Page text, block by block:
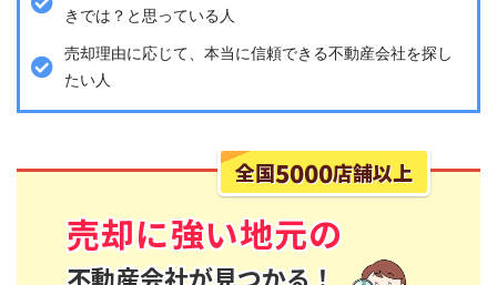
きでは？と思っている人
売却理由に応じて、本当に信頼できる不動産会社を探し
たい人